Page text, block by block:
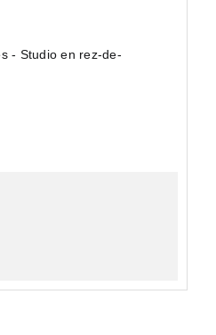
- Studio en rez-de-